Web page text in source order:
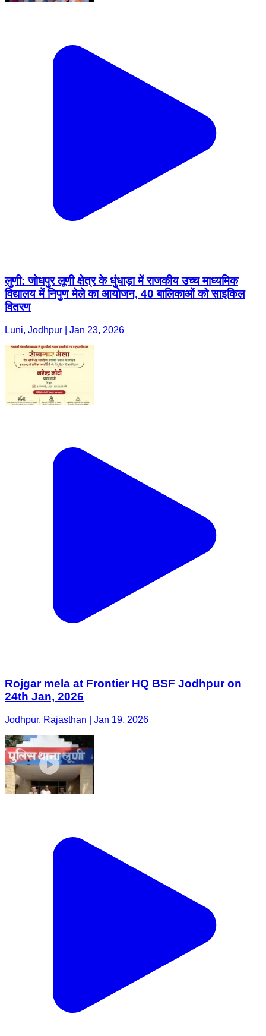
लुणी: जोधपुर लूणी क्षेत्र के धुंधाड़ा में राजकीय उच्च माध्यमिक
विद्यालय में निपुण मेले का आयोजन, 40 बालिकाओं को साइकिल
वितरण
Luni, Jodhpur | Jan 23, 2026
Rojgar mela at Frontier HQ BSF Jodhpur on
24th Jan, 2026
Jodhpur, Rajasthan | Jan 19, 2026